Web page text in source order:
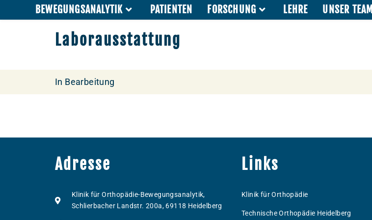
BEWEGUNGSANALYTIK PATIENTEN FORSCHUNG LEHRE UNSER TEAM
Laborausstattung
In Bearbeitung
Adresse
Klinik für Orthopädie-Bewegungsanalytik,
Schlierbacher Landstr. 200a, 69118 Heidelberg
Links
Klinik für Orthopädie
Technische Orthopädie Heidelberg